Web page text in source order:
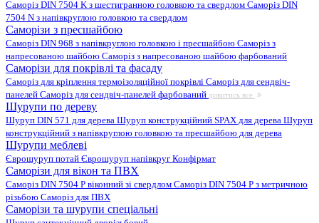
Саморіз DIN 7504 K з шестигранною головкою та свердлом Саморіз DIN
7504 N з напівкруглою головкою та свердлом
Саморізи з пресшайбою
Саморіз DIN 968 з напівкруглою головкою і пресшайбою Саморіз з
напресованою шайбою Саморіз з напресованою шайбою фарбований
Саморізи для покрівлі та фасаду
Саморіз для кріплення термоізоляційної покрівлі Саморіз для сендвіч-
панелей Саморіз для сендвіч-панелей фарбований дивитись все
Шурупи по дереву
Шуруп DIN 571 для дерева Шуруп конструкційний SPAX для дерева Шуруп
конструкційний з напівкруглою головкою та пресшайбою для дерева
Шурупи меблеві
Єврошуруп потай Єврошуруп напівкруг Конфірмат
Саморізи для вікон та ПВХ
Саморіз DIN 7504 P віконний зі свердлом Саморіз DIN 7504 P з метричною
різьбою Саморіз для ПВХ
Саморізи та шурупи спеціальні